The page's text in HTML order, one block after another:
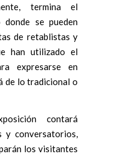
termina el
se pueden
de retablistas y
han utilizado el
expresarse en
de lo tradicional o
contará
y conversatorios,
los visitantes